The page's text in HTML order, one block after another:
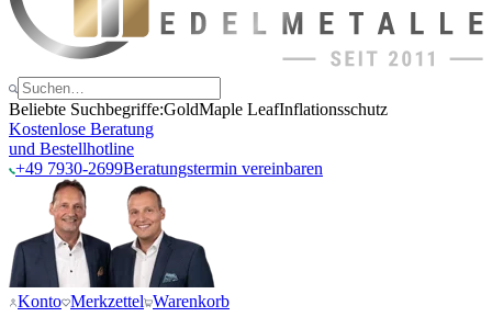
Beliebte Suchbegriffe:GoldMaple LeafInflationsschutz
Kostenlose Beratung
und Bestellhotline
+49 7930-2699Beratungstermin vereinbaren
Konto Merkzettel Warenkorb